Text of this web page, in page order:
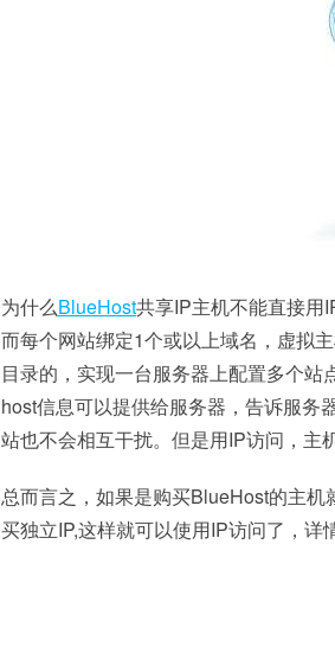
为什么BlueHost共享IP主机不能直接用
而每个网站绑定1个或以上域名，虚拟
目录的，实现一台服务器上配置多个
host信息可以提供给服务器，告诉服务
站也不会相互干扰。但是用IP访问，主
总而言之，如果是购买BlueHost的主
买独立IP,这样就可以使用IP访问了，详